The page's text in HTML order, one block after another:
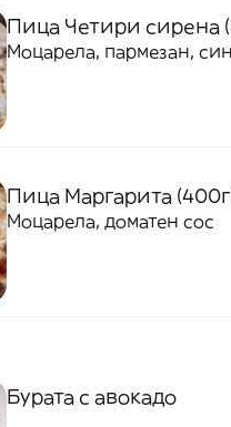
Пица Четири сирена
Моцарела, пармезан,
Пица Маргарита
Моцарела, доматен сос
Бурата с авокадо